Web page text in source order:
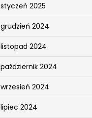
styczeń 2025
grudzień 2024
listopad 2024
październik 2024
wrzesień 2024
lipiec 2024